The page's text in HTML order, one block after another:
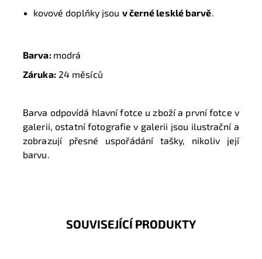
kovové doplňky jsou v černé lesklé barvě.
Barva: modrá
Záruka:24 měsíců
Barva odpovídá hlavní fotce u zboží a první fotce v
galerii, ostatní fotografie v galerii jsou ilustrační a
zobrazují přesné uspořádání tašky, nikoliv její
barvu.
SOUVISEJÍCÍ PRODUKTY